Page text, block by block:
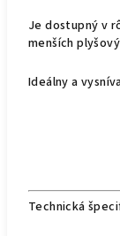
Je dostupný v
menších
Ideálny a
Technická